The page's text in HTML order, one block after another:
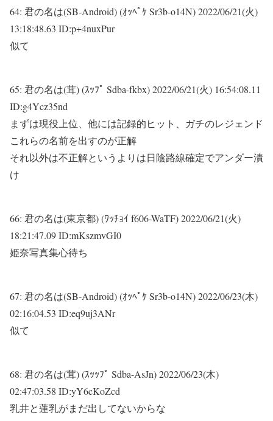
64: 君の名は(SB-Android) (ｵｯﾍﾟｹ Sr3b-o14N)2022/06/21(火)
13:18:48.63 ID:p+4nuxPur
似て
65: 君の名は(茸) (ｽｯﾌﾟ Sdba-fkbx)2022/06/21(火) 16:54:08.11
ID:g4Ycz35nd
まずは現役上位、他には記録的ヒット、ガチのレジェンド
これらの名前を出すのが正解
それ以外は不正解というよりは日陰路線確定でアンダー漬
け
66: 君の名は(東京都) (ﾜｯﾁｮｲ f606-WaTF)2022/06/21(火)
18:21:47.09 ID:mKszmvGI0
姫奈写真集心待ち
67: 君の名は(SB-Android) (ｵｯﾍﾟｹ Sr3b-o14N)2022/06/23(木)
02:16:04.53 ID:eq9uj3ANr
似て
68: 君の名は(茸) (ｽｯｯﾌﾟ Sdba-AsJn)2022/06/23(木)
02:47:03.58 ID:yY6cKoZcd
乳井と蓮乳がまだ出してないからな